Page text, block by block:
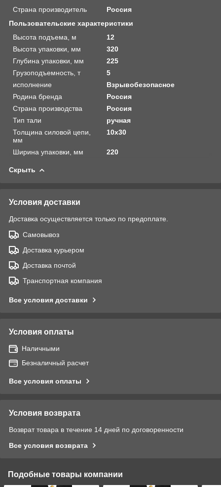
Страна производитель
Россия
Пользовательские характеристики
Высота подъема, м
12
Высота упаковки, мм
320
Глубина упаковки, мм
225
Грузоподъемность, т
5
исполнение
Взрывобезопасное
Родина бренда
Россия
Страна производства
Россия
Тип тали
ручная
Толщина силовой цепи,
мм
10х30
Ширина упаковки, мм 220
Скрыть
Условия доставки
Доставка осуществляется только по предоплате.
Самовывоз
Доставка курьером
Доставка почтой
Транспортная компания
Все условия доставки
Условия оплаты
Наличными
Безналичный расчет
Все условия оплаты
Условия возврата
Возврат товара в течение 14 дней по договоренности
Все условия возврата
Подобные товары компании